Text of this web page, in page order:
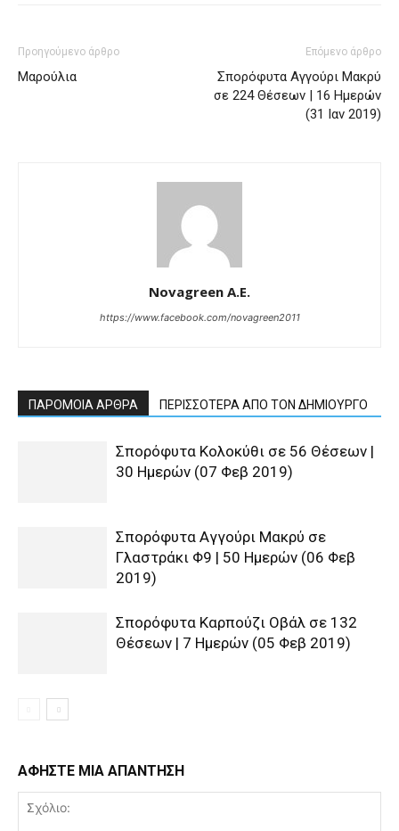
Προηγούμενο άρθρο
Μαρούλια
Επόμενο άρθρο
Σπορόφυτα Αγγούρι Μακρύ
σε 224 Θέσεων | 16 Ημερών
(31 Ιαν 2019)
Novagreen A.E.
https://www.facebook.com/novagreen2011
ΠΑΡΟΜΟΙΑ ΑΡΘΡΑ ΠΕΡΙΣΣΟΤΕΡΑ ΑΠΟ ΤΟΝ ΔΗΜΙΟΥΡΓΟ
Σπορόφυτα Κολοκύθι σε 56 Θέσεων |
30 Ημερών (07 Φεβ 2019)
Σπορόφυτα Αγγούρι Μακρύ σε
Γλαστράκι Φ9 | 50 Ημερών (06 Φεβ
2019)
Σπορόφυτα Καρπούζι Οβάλ σε 132
Θέσεων | 7 Ημερών (05 Φεβ 2019)
ΑΦΗΣΤΕ ΜΙΑ ΑΠΑΝΤΗΣΗ